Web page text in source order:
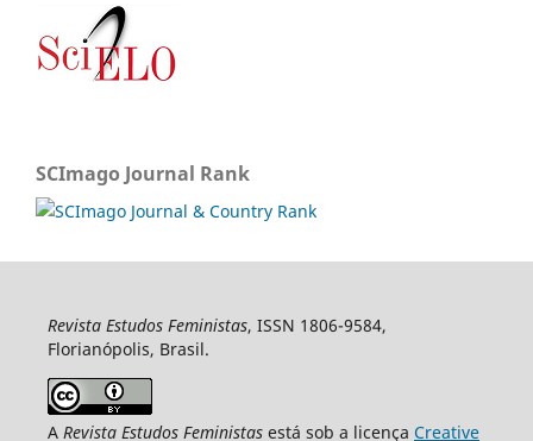
SCImago Journal Rank
Revista Estudos Feministas, ISSN 1806-9584,
Florianópolis, Brasil.
A Revista Estudos Feministasestá sob a licença Creative